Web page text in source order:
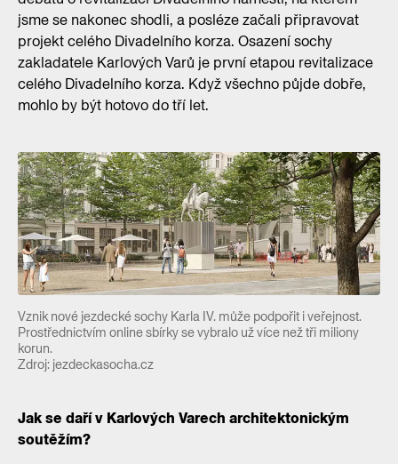
jsme se nakonec shodli, a posléze začali připravovat
projekt celého Divadelního korza. Osazení sochy
zakladatele Karlových Varů je první etapou revitalizace
celého Divadelního korza. Když všechno půjde dobře,
mohlo by být hotovo do tří let.
Vznik nové jezdecké sochy Karla IV. může podpořit i veřejnost.
Prostřednictvím online sbírky se vybralo už více než tři miliony
korun.
Zdroj: jezdeckasocha.cz
Jak se daří v Karlových Varech architektonickým
soutěžím?